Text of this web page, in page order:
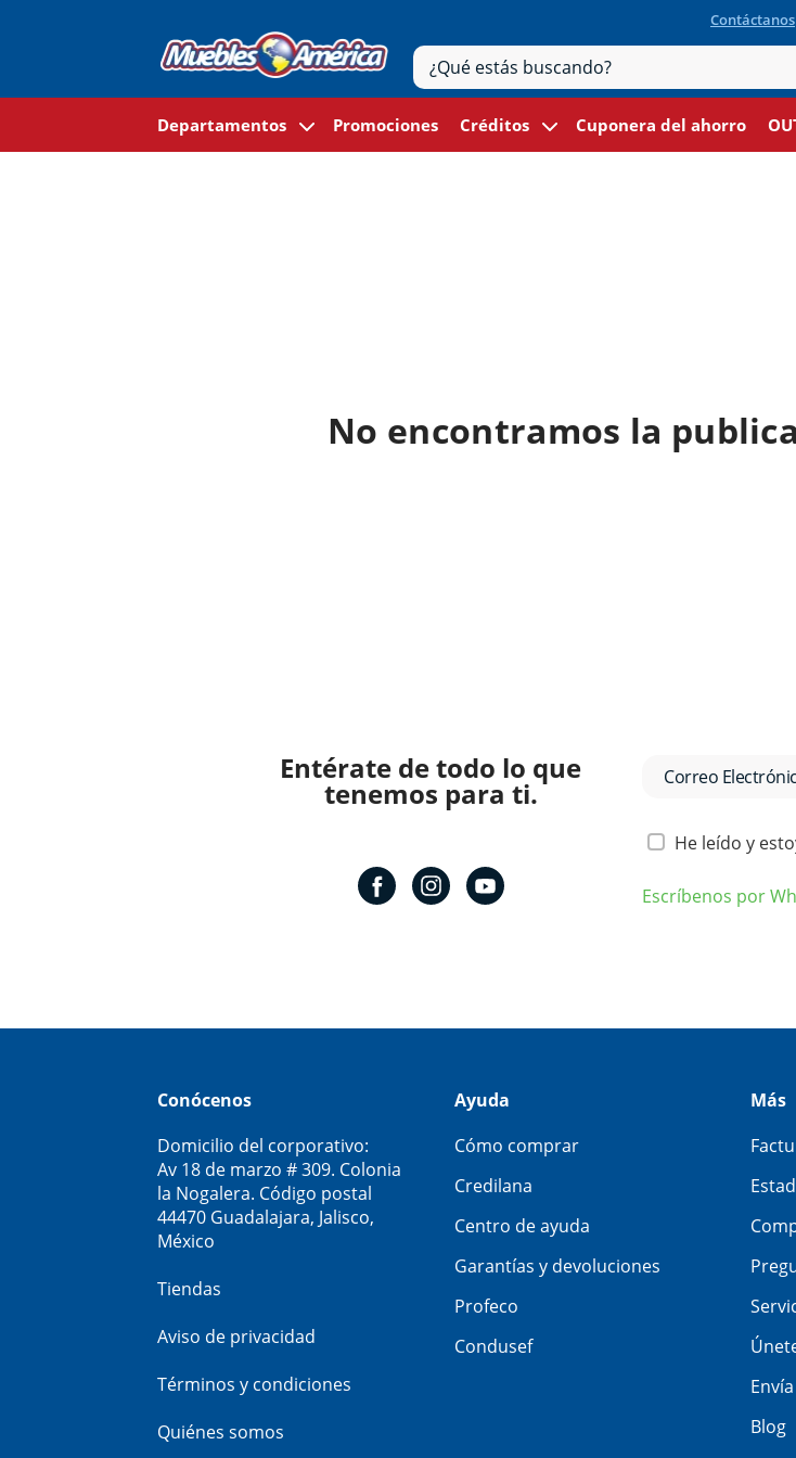
Contáctanos
Departamentos Promociones Créditos Cuponera del ahorro
No encontramos la
Entérate de todo lo que
tenemos para ti.
He leído y
Escríbenos por
Conócenos
Domicilio del corporativo:
Av 18 de marzo # 309. Colonia
la Nogalera. Código postal
44470 Guadalajara, Jalisco,
México
Tiendas
Aviso de privacidad
Términos y condiciones
Quiénes somos
Ayuda
Cómo comprar
Credilana
Centro de ayuda
Garantías y devoluciones
Profeco
Condusef
Más
Blog